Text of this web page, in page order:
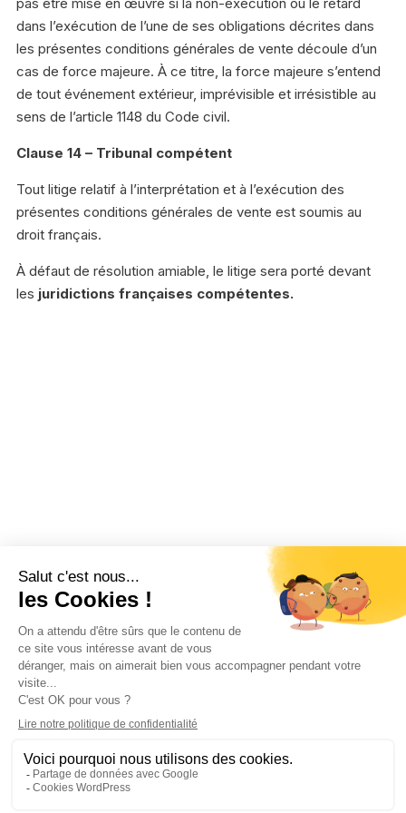
dans l’exécution de l’une de ses obligations décrites dans
les présentes conditions générales de vente découle d’un
cas de force majeure. À ce titre, la force majeure s’entend
de tout événement extérieur, imprévisible et irrésistible au
sens de l’article 1148 du Code civil.
Clause 14 – Tribunal compétent
Tout litige relatif à l’interprétation et à l’exécution des
présentes conditions générales de vente est soumis au
droit français.
À défaut de résolution amiable, le litige sera porté devant
les juridictions françaises compétentes.
2 rue Copernic, ZAC du Salat
13310 Saint-Martin de Crau